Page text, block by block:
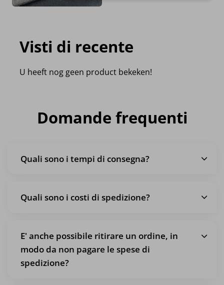
Visti di recente
U heeft nog geen product bekeken!
Domande frequenti
Quali sono i tempi di consegna?
Quali sono i costi di spedizione?
E' anche possibile ritirare un ordine, in
modo da non pagare le spese di
spedizione?